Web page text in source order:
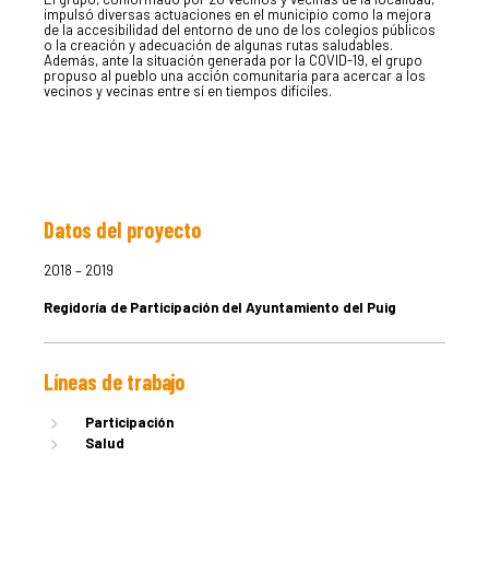
impulsó diversas actuaciones en el municipio como la mejora
de la accesibilidad del entorno de uno de los colegios públicos
o la creación y adecuación de algunas rutas saludables.
Además, ante la situación generada por la COVID-19, el grupo
propuso al pueblo una acción comunitaria para acercar a los
vecinos y vecinas entre sí en tiempos difíciles.
Datos del proyecto
2018 – 2019
Regidoría de Participación del Ayuntamiento del Puig
Líneas de trabajo
Participación
Salud
EQUIPO